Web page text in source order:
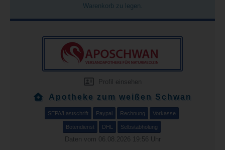
Warenkorb zu legen.
Profil einsehen
Apotheke zum weißen Schwan
SEPA/Lastschrift Paypal Rechnung Vorkasse
Botendienst DHL Selbstabholung
Daten vom 06.08.2026 19:56 Uhr